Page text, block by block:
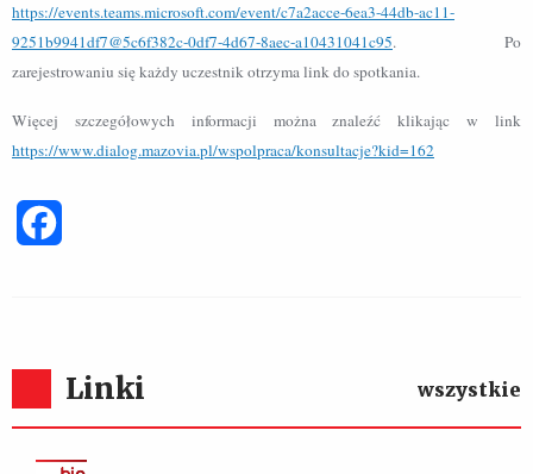
https://events.teams.microsoft.com/event/c7a2acce-6ea3-44db-ac11-
9251b9941df7@5c6f382c-0df7-4d67-8aec-a10431041c95. Po
zarejestrowaniu się każdy uczestnik otrzyma link do spotkania.
Więcej szczegółowych informacji można znaleźć klikając w link
https://www.dialog.mazovia.pl/wspolpraca/konsultacje?kid=162
Linki wszystkie